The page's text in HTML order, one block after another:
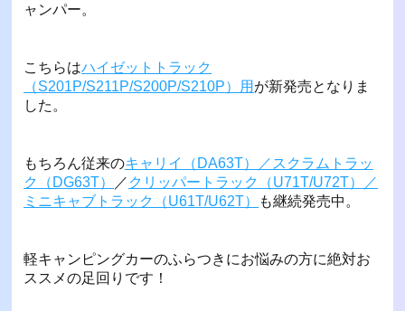
ャンパー。
こちらはハイゼットトラック
（S201P/S211P/S200P/S210P）用 が新発売となりま
した。
もちろん従来のキャリイ（DA63T）／スクラムトラッ
ク（DG63T）
／ クリッパートラック（U71T/U72T）／
ミニキャブトラック（U61T/U62T）
も継続発売中。
軽キャンピングカーのふらつきにお悩みの方に絶対お
ススメの足回りです！